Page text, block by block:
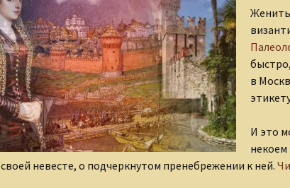
в
И это
некоем
своей невесте, о подчеркнутом пренебрежении к ней.